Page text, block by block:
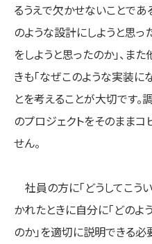
るうえで欠かせないことであ
のような設計にしようと思っ
をしようと思ったのか」、ま
きも「なぜこのような実装に
とを考えることが大切です。
のプロジェクトをそのまま
せん。
社員の方に「どうしてこう
かれたときに自分に「どのよ
のか」を適切に説明できる